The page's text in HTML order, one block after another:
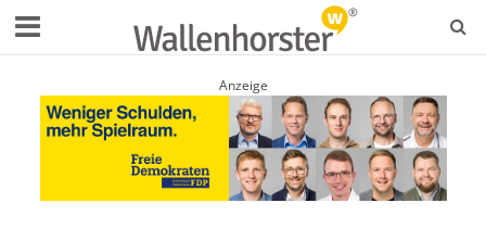
Anzeige